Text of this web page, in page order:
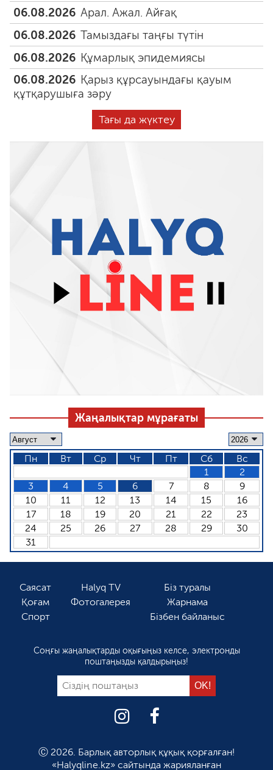
06.08.2026 Арал. Ажал. Айғақ
06.08.2026 Тамыздағы таңғы түтін
06.08.2026 Құмарлық эпидемиясы
06.08.2026 Қарыз құрсауындағы қауым
құтқарушыға зәру
Тағы да жүктеу
Жаңалықтар мұрағаты
Пн Вт Ср Чт Пт Сб
Вс
1
2
3
4 5 6 7 8
9
10
11 12 13 14 15
16
17
18 19 20 21 22
23
24
25 26 27 28 29
30
31
Саясат
Қоғам
Спорт
Halyq TV
Фотогалерея
Біз туралы
Жарнама
Бізбен байланыс
Соңғы жаңалықтарды оқығыңыз келсе, электронды
поштаңызды қалдырыңыз!
Ⓒ 2026. Барлық авторлық құқық қорғалған!
«Halyqline.kz» сайтында жарияланған